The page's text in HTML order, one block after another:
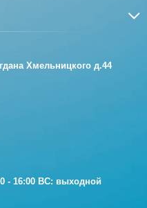
Хмельницкого д.44
- 16:00 ВС: выходной